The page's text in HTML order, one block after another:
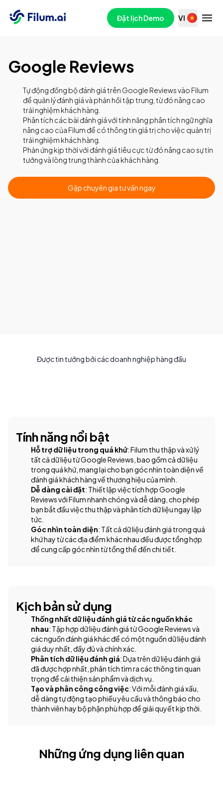
Đặt lịch Demo VI
Google Reviews
Tự động đồng bộ đánh giá trên Google Reviews vào Filum
để quản lý đánh giá và phản hồi tập trung, từ đó nâng cao
trải nghiệm khách hàng.
Phân tích các bài đánh giá với tính năng phân tích ngữ nghĩa
nâng cao của Filum để có thông tin giá trị cho việc quản trị
trải nghiệm khách hàng.
Phản ứng kịp thời với đánh giá tiêu cực từ đó nâng cao sự tin
tưởng và lòng trung thành của khách hàng.
Gặp chuyên gia tư vấn ngay
Được tin tưởng bởi các doanh nghiệp hàng đầu
Tính năng nổi bật
Hỗ trợ dữ liệu trong quá khứ: Filum thu thập và xử lý
tất cả dữ liệu từ Google Reviews, bao gồm cả dữ liệu
trong quá khứ, mang lại cho bạn góc nhìn toàn diện về
đánh giá khách hàng về thương hiệu của mình.
Dễ dàng cài đặt: Thiết lập việc tích hợp Google
Reviews với Filum nhanh chóng và dễ dàng, cho phép
bạn bắt đầu việc thu thập và phân tích dữ liệu ngay lập
tức.
Góc nhìn toàn diện: Tất cả dữ liệu đánh giá trong quá
khứ hay từ các địa điểm khác nhau đều được tổng hợp
để cung cấp góc nhìn từ tổng thể đến chi tiết.
Kịch bản sử dụng
Thống nhất dữ liệu đánh giá từ các nguồn khác
nhau: Tập hợp dữ liệu đánh giá từ Google Reviews và
các nguồn đánh giá khác để có một nguồn dữ liệu đánh
giá duy nhất, đầy đủ và chính xác.
Phân tích dữ liệu đánh giá: Dựa trên dữ liệu đánh giá
đã được hợp nhất, phân tích tìm ra các thông tin quan
trọng để cải thiện sản phẩm và dịch vụ.
Tạo và phân công công việc: Với mỗi đánh giá xấu,
dễ dàng tự động tạo phiếu yêu cầu và thông báo cho
thành viên hay bộ phận phù hợp để giải quyết kịp thời.
Những ứng dụng liên quan